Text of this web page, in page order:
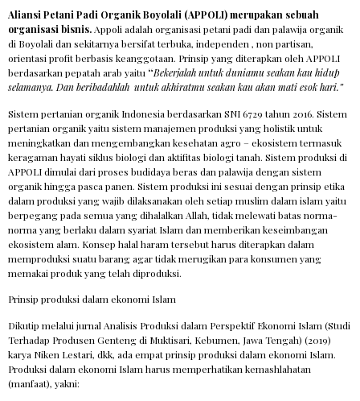
Aliansi Petani Padi Organik Boyolali (APPOLI) merupakan sebuah
organisasi bisnis.Appoli adalah organisasi petani padi dan palawija organik
di Boyolali dan sekitarnya bersifat terbuka, independen , non partisan,
orientasi profit berbasis keanggotaan. Prinsip yang diterapkan oleh APPOLI
berdasarkan pepatah arab yaitu “Bekerjalah untuk duniamu seakan kau hidup
selamanya. Dan beribadahlah untuk akhiratmu seakan kau akan mati esok hari.”
Sistem pertanian organik Indonesia berdasarkan SNI 6729 tahun 2016. Sistem
pertanian organik yaitu sistem manajemen produksi yang holistik untuk
meningkatkan dan mengembangkan kesehatan agro – ekosistem termasuk
keragaman hayati siklus biologi dan aktifitas biologi tanah. Sistem produksi di
APPOLI dimulai dari proses budidaya beras dan palawija dengan sistem
organik hingga pasca panen. Sistem produksi ini sesuai dengan prinsip etika
dalam produksi yang wajib dilaksanakan oleh setiap muslim dalam islam yaitu
berpegang pada semua yang dihalalkan Allah, tidak melewati batas norma-
norma yang berlaku dalam syariat Islam dan memberikan keseimbangan
ekosistem alam. Konsep halal haram tersebut harus diterapkan dalam
memproduksi suatu barang agar tidak merugikan para konsumen yang
memakai produk yang telah diproduksi.
Prinsip produksi dalam ekonomi Islam
Dikutip melalui jurnal Analisis Produksi dalam Perspektif Ekonomi Islam (Studi
Terhadap Produsen Genteng di Muktisari, Kebumen, Jawa Tengah) (2019)
karya Niken Lestari, dkk, ada empat prinsip produksi dalam ekonomi Islam.
Produksi dalam ekonomi Islam harus memperhatikan kemashlahatan
(manfaat), yakni: